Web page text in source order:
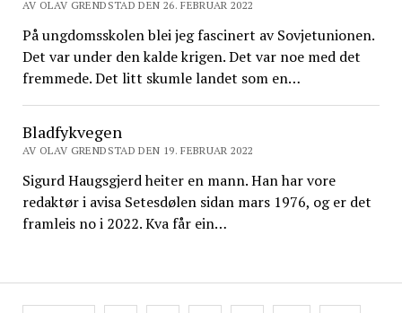
AV OLAV GRENDSTAD DEN 26. FEBRUAR 2022
På ungdomsskolen blei jeg fascinert av Sovjetunionen.
Det var under den kalde krigen. Det var noe med det
fremmede. Det litt skumle landet som en…
Bladfykvegen
AV OLAV GRENDSTAD DEN 19. FEBRUAR 2022
Sigurd Haugsgjerd heiter en mann. Han har vore
redaktør i avisa Setesdølen sidan mars 1976, og er det
framleis no i 2022. Kva får ein…